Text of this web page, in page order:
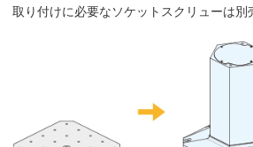
取り付けに必要なソケットスクリューは別